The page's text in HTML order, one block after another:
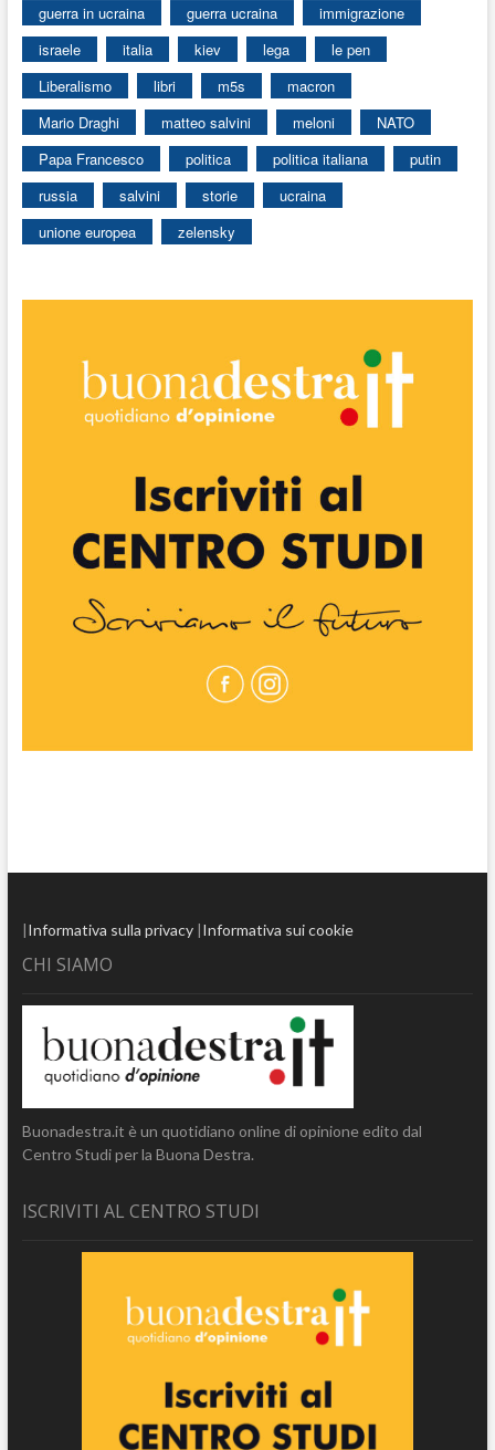
guerra in ucraina
guerra ucraina
immigrazione
israele
italia kiev lega
le pen
Liberalismo
libri m5s
macron
Mario Draghi
matteo salvini meloni
NATO
Papa Francesco
politica politica italiana
putin
russia
salvini storie
ucraina
unione europea
zelensky
|Informativa sulla privacy|Informativa sui cookie
CHI SIAMO
Buonadestra.it è un quotidiano online di opinione edito dal
Centro Studi per la Buona Destra.
ISCRIVITI AL CENTRO STUDI